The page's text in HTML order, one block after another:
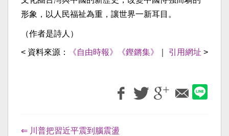
形象，以人民福祉為重，讓世界一新耳目。
（作者是詩人）
< 資料來源： 《自由時報》《鏗鏘集》 引用網址 >
⇐ 川普把習近平震到腦震盪